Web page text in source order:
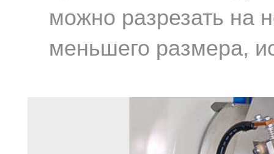
можно разрезать на
меньшего размера,